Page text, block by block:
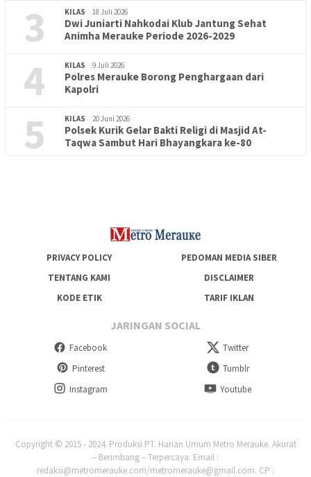
3 KILAS 18 Juli 2026
Dwi Juniarti Nahkodai Klub Jantung Sehat
Animha Merauke Periode 2026-2029
4 KILAS 9 Juli 2026
Polres Merauke Borong Penghargaan dari
Kapolri
5 KILAS 20 Juni 2026
Polsek Kurik Gelar Bakti Religi di Masjid At-
Taqwa Sambut Hari Bhayangkara ke-80
PENDIDIKAN 18 Juni 2026
Lepas Puluhan Peserta Didik, TK Yapis 2 Merauke Siapkan
PRIVACY POLICY
PEDOMAN MEDIA SIBER
TENTANG KAMI
DISCLAIMER
KODE ETIK
TARIF IKLAN
JARINGAN SOCIAL
Facebook
Twitter
Pinterest
Tumblr
Instagram
Youtube
Copyright © 2015 - 2024. Produksi PT. Harian Umum Metro Merauke. Akurat
– Berimbang – Terpercaya. Email :
redaksi@metromerauke.com/metromerauke@gmail.com. CP :